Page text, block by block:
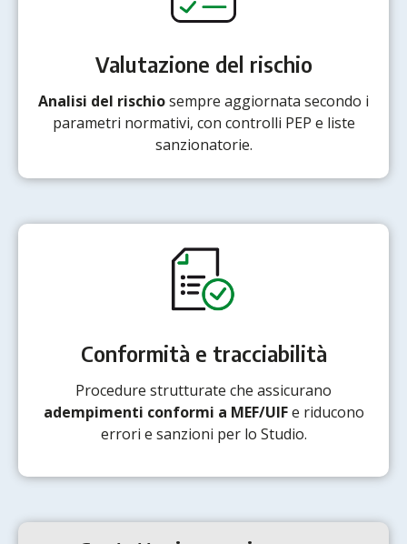
Valutazione del rischio
Analisi del rischiosempre aggiornata secondo i
parametri normativi, con controlli PEP e liste
sanzionatorie.
Conformità e tracciabilità
Procedure strutturate che assicurano
adempimenti conformi a MEF/UIFe riducono
errori e sanzioni per lo Studio.